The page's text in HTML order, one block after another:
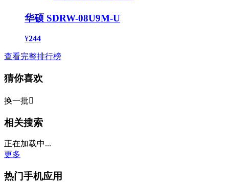
华硕 SDRW-08U9M-U
¥244
查看完整排行榜
猜你喜欢
换一批
相关搜索
正在加载中...
更多
热门手机应用